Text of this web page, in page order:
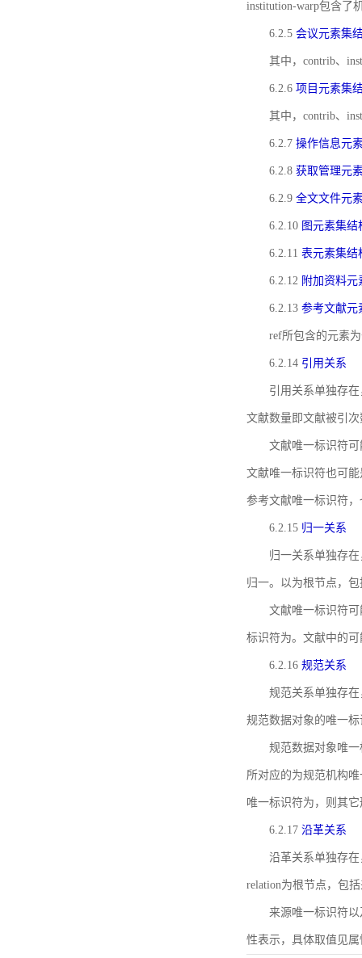
institution-warp包含了
6.2.5 会议元素集
其中，contrib、
6.2.6 项目元素集
其中，contrib、
6.2.7 操作信息元
6.2.8 获取管理元
6.2.9 全文文件元
6.2.10 图元素集结
6.2.11 表元素集结
6.2.12 附加资料元
6.2.13 参考文献元
ref所包含的元素
6.2.14 引用关系
引用关系单独存
文献数量即文献被引
文献唯一标识符
文献唯一标识符也可
参考文献唯一标识符
6.2.15 归一关系
归一关系单独存
归一。以为根节点，
文献唯一标识符
标识符为。文献中的
6.2.16 规范关系
规范关系单独存
规范数据对象的唯一
规范数据对象唯一
所对应的为规范机构
唯一标识符为，则其
6.2.17 沿革关系
沿革关系单独存
relation为根节点，包
来源唯一标识符以
性表示，具体取值见属